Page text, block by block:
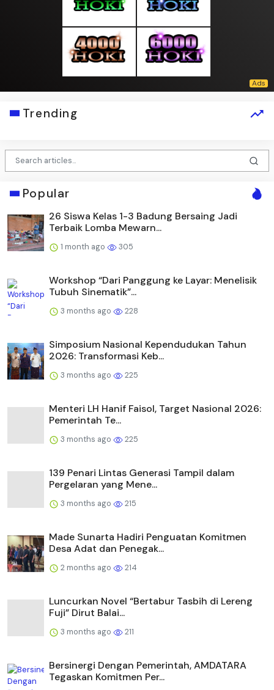
Trending
Popular
26 Siswa Kelas 1-3 Badung Bersaing Jadi
Terbaik Lomba Mewarn...
1 month ago 305
Workshop “Dari Panggung ke Layar: Menelisik
Tubuh Sinematik”...
3 months ago 228
Simposium Nasional Kependudukan Tahun
2026: Transformasi Keb...
3 months ago 225
Menteri LH Hanif Faisol, Target Nasional 2026:
Pemerintah Te...
3 months ago 225
139 Penari Lintas Generasi Tampil dalam
Pergelaran yang Mene...
3 months ago 215
Made Sunarta Hadiri Penguatan Komitmen
Desa Adat dan Penegak...
2 months ago 214
Luncurkan Novel “Bertabur Tasbih di Lereng
Fuji” Dirut Balai...
3 months ago 211
Bersinergi Dengan Pemerintah, AMDATARA
Tegaskan Komitmen Per...